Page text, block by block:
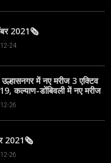
2021🗞
24
में नए मरीज 3 एक्टिव
कल्याण-डोंबिवली में नए मरीज
26
2021🗞
26